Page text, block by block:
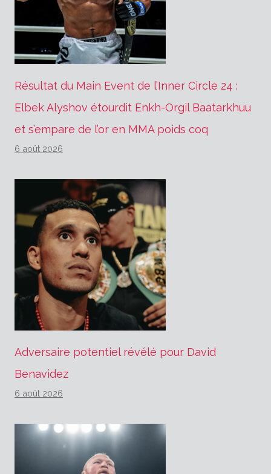
Résultat du Main Event de l’Inner Circle 24 :
Elbek Alyshov étourdit Enkh-Orgil Baatarkhuu
et s’empare de l’or en MMA poids coq
6 août 2026
Adversaire potentiel révélé pour David
Benavidez
6 août 2026